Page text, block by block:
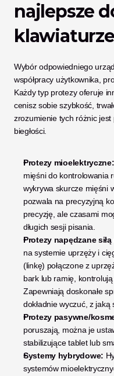
najlepsze
Wybór odpowiedniego
współpracy użytkownika,
Każdy typ protezy oferuje
cenisz sobie szybkość,
zrozumienie tych różnic
biegłości.
Protezy mioelektryczne:
mięśni do kontrolowania
wykrywa skurcze mięśni
pozwala na precyzyjną
precyzję, ale czasami
długich sesji pisania.
Protezy napędzane
na systemie uprzęży i
(linkę) połączone z
bark lub ramię, kontrolują
Zapewniają doskonałe
dokładnie wyczuć, z jaką
Protezy pasywne/
poruszają, można je
stabilizujące tablet lub
Systemy hybrydowe:
systemów